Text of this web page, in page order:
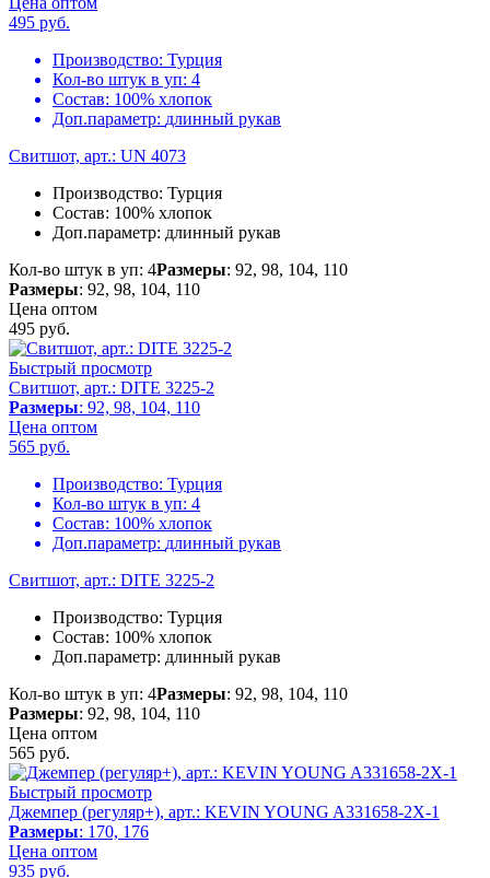
495 руб.
Производство: Турция
Кол-во штук в уп: 4
Состав: 100% хлопок
Доп.параметр: длинный рукав
Свитшот, арт.: UN 4073
Производство: Турция
Состав: 100% хлопок
Доп.параметр: длинный рукав
Кол-во штук в уп: 4Размеры: 92, 98, 104, 110
Размеры: 92, 98, 104, 110
Цена оптом
495 руб.
Быстрый просмотр
Свитшот, арт.: DITE 3225-2
Размеры: 92, 98, 104, 110
Цена оптом
565 руб.
Производство: Турция
Кол-во штук в уп: 4
Состав: 100% хлопок
Доп.параметр: длинный рукав
Свитшот, арт.: DITE 3225-2
Производство: Турция
Состав: 100% хлопок
Доп.параметр: длинный рукав
Кол-во штук в уп: 4Размеры: 92, 98, 104, 110
Размеры: 92, 98, 104, 110
Цена оптом
565 руб.
Быстрый просмотр
Джемпер (регуляр+), арт.: KEVIN YOUNG A331658-2X-1
Размеры: 170, 176
Цена оптом
935 руб.